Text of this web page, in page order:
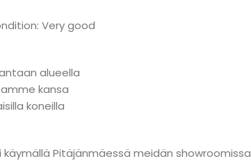
Very good
alueella
kansa
koneilla
Pitäjänmäessä meidän showroomissa